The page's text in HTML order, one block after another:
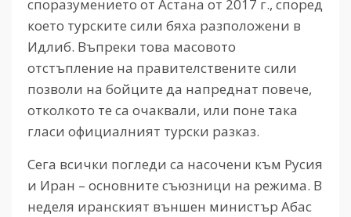
споразумението от Астана от 2017 г., според
което турските сили бяха разположени в
Идлиб. Въпреки това масовото
отстъпление на правителствените сили
позволи на бойците да напреднат повече,
отколкото те са очаквали, или поне така
гласи официалният турски разказ.
Сега всички погледи са насочени към Русия
и Иран – основните съюзници на режима. В
неделя иранският външен министър Абас